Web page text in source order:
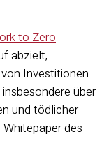
to Zero
abzielt,
Investitionen
über
und tödlicher
des